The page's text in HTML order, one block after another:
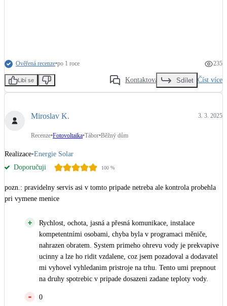
Ověřená recenze•po 1 roce 235
Libí se Kontaktovat Sdílet Číst více
Miroslav K. 3. 3. 2025
Recenze•Fotovoltaika•Tábor•Běžný dům
Realizace•Energie Solar
Doporučuji
100 %
pozn.: pravidelny servis asi v tomto pripade netreba ale kontrola probehla
pri vymene menice
Rychlost, ochota, jasná a přesná komunikace, instalace
kompetentními osobami, chyba byla v programaci měniče,
nahrazen obratem. System primeho ohrevu vody je prekvapive
ucinny a lze ho ridit vzdalene, coz jsem pozadoval a dodavatel
mi vyhovel vyhledanim pristroje na trhu. Tento umi prepnout
na druhy spotrebic v pripade dosazeni zadane teploty vody.
0